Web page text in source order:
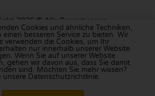
2026 © Alle Bewertungen
+31 79 360 2701
Für Nutzer
Für Unternehmen
Eine Bewertung melden
Cookies und ähnliche Techniken,
einen besseren Service zu bieten. Wir
verwenden die Cookies, um Ihr
nur innerhalb unserer Website
Wenn Sie auf unserer Website
gehen wir davon aus, dass Sie damit
sind. Möchten Sie mehr wissen?
unsere Datenschutzrichtlinie.